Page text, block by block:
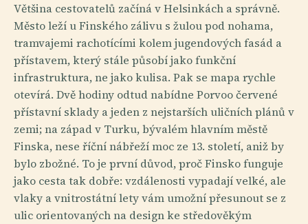
Většina cestovatelů začíná v Helsinkách a správně.
Město leží u Finského zálivu s žulou pod nohama,
tramvajemi rachotícími kolem jugendových fasád a
přístavem, který stále působí jako funkční
infrastruktura, ne jako kulisa. Pak se mapa rychle
otevírá. Dvě hodiny odtud nabídne Porvoo červené
přístavní sklady a jeden z nejstarších uličních plánů v
zemi; na západ v Turku, bývalém hlavním městě
Finska, nese říční nábřeží moc ze 13. století, aniž by
bylo zbožné. To je první důvod, proč Finsko funguje
jako cesta tak dobře: vzdálenosti vypadají velké, ale
vlaky a vnitrostátní lety vám umožní přesunout se z
ulic orientovaných na design ke středověkým